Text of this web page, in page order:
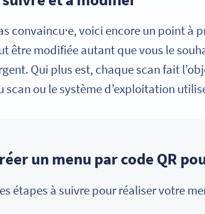
convaincu·e, voici encore un point
être modifiée autant que vous le
Qui plus est, chaque scan fait
scan ou le système d’exploitation
un menu par code QR
étapes à suivre pour réaliser votre